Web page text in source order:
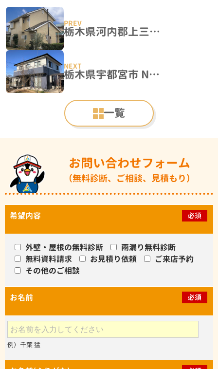
栃木県河内郡上三川町 H様邸 屋根塗装・外壁塗装
一覧
栃木県宇都宮市 N様邸 屋根カバー工事・外壁塗装工事
お問い合わせフォーム
（無料診断、ご相談、見積もり）
希望内容 必須
外壁・屋根の無料診断
雨漏り無料診断
無料資料請求
お見積り依頼
ご来店予約
その他のご相談
お名前 必須
例）千葉 猛